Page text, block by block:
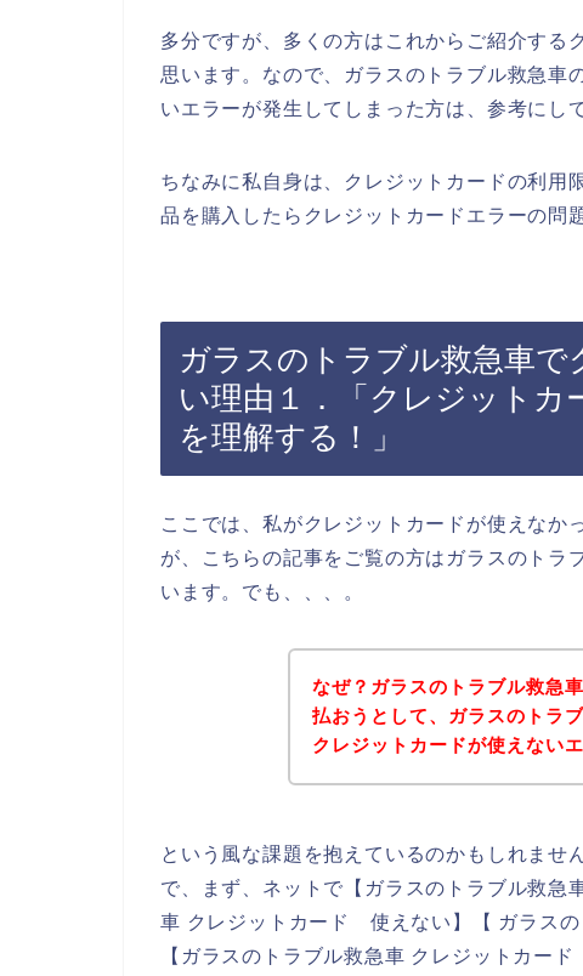
多分ですが、多くの方はこれからご紹介する
思います。なので、ガラスのトラブル救急車
いエラーが発生してしまった方は、参考にし
ちなみに私自身は、クレジットカードの利用
品を購入したらクレジットカードエラーの問
ガラスのトラブル救急車
い理由１．「クレジットカ
を理解する！」
ここでは、私がクレジットカードが使えなか
が、こちらの記事をご覧の方はガラスのトラ
います。でも、、、。
なぜ？ガラスのトラブル救急
払おうとして、ガラスのトラ
クレジットカードが使えない
という風な課題を抱えているのかもしれませ
で、まず、ネットで【ガラスのトラブル救急
車 クレジットカード 使えない】【 ガラス
【ガラスのトラブル救急車 クレジットカー